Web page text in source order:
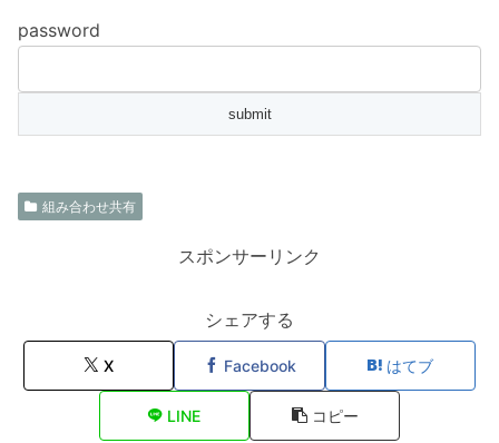
password
組み合わせ共有
スポンサーリンク
シェアする
X Facebook はてブ
LINE コピー